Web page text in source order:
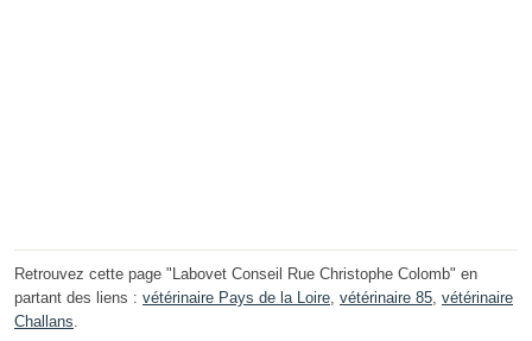
Retrouvez cette page "Labovet Conseil Rue Christophe Colomb" en
partant des liens : vétérinaire Pays de la Loire, vétérinaire 85, vétérinaire
Challans.